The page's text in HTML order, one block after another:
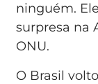
ninguém.
surpresa na
ONU.
O Brasil